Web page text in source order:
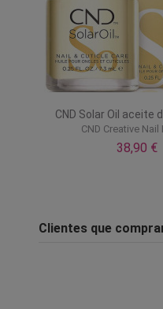
CND Solar Oil aceite
CND Creative Nail
38,90 €
Clientes que